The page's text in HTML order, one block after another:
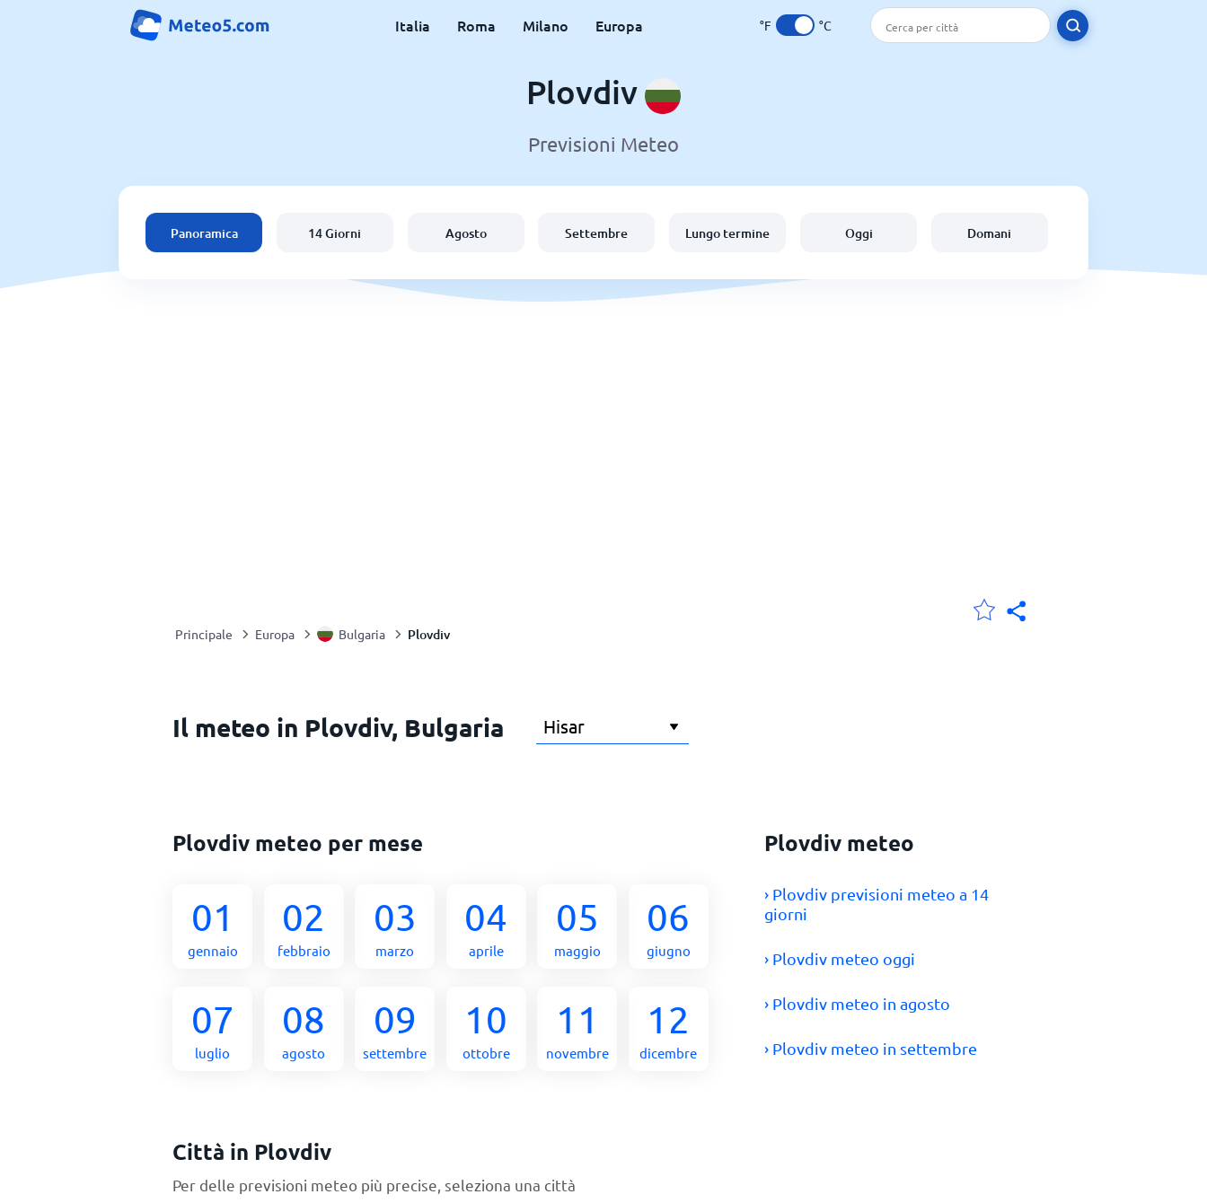
Italia Roma Milano Europa °F °C
Plovdiv
Previsioni Meteo
Panoramica 14 Giorni Agosto Settembre Lungo termine Oggi Domani
Principale Europa Bulgaria Plovdiv
Il meteo in Plovdiv, Bulgaria
Plovdiv meteo per mese
01
gennaio
02
febbraio
03
marzo
04
aprile
05
maggio
06
giugno
07
luglio
08
agosto
09
settembre
10
ottobre
11
novembre
12
dicembre
Plovdiv meteo
› Plovdiv previsioni meteo a 14
giorni
› Plovdiv meteo oggi
› Plovdiv meteo in agosto
› Plovdiv meteo in settembre
Città in Plovdiv
Per delle previsioni meteo più precise, seleziona una città